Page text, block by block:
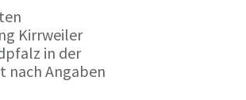
Kirrweiler
in der
nach Angaben